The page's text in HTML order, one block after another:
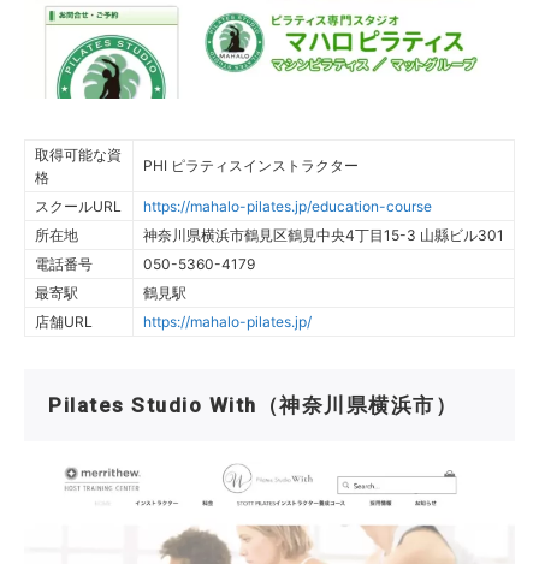
取得可能な資
格
PHI ピラティスインストラクター
スクールURL
https://mahalo-pilates.jp/education-course
所在地
神奈川県横浜市鶴見区鶴見中央4丁目15-3 山縣ビル301
電話番号
050-5360-4179
最寄駅
鶴見駅
店舗URL
https://mahalo-pilates.jp/
Pilates Studio With（神奈川県横浜市）